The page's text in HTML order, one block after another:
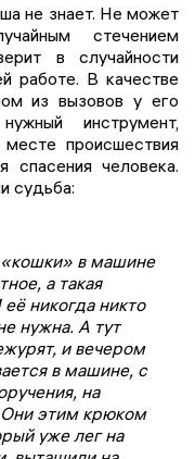
не знает. Не может
стечением
в случайности
работе. В качестве
из вызовов у его
инструмент,
происшествия
человека.
судьба:
«кошки» в машине
а такая
никогда никто
нужна. А тут
и вечером
в машине, с
на
Они этим крюком
уже лег на